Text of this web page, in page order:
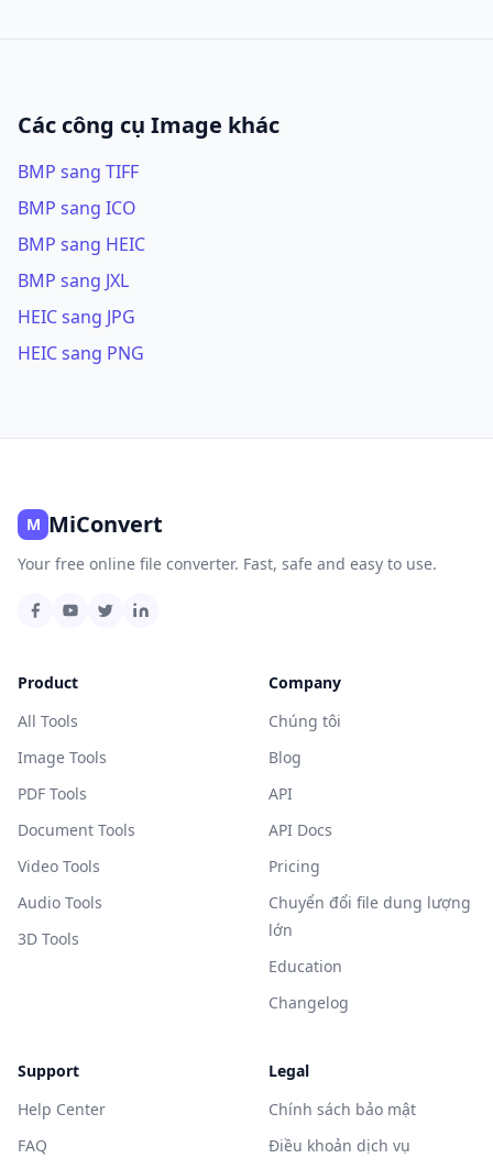
Các công cụ Image khác
BMP sang TIFF
BMP sang ICO
BMP sang HEIC
BMP sang JXL
HEIC sang JPG
HEIC sang PNG
M MiConvert
Your free online file converter. Fast, safe and easy to use.
Product
All Tools
Image Tools
PDF Tools
Document Tools
Video Tools
Audio Tools
3D Tools
Company
Chúng tôi
Blog
API
API Docs
Pricing
Chuyển đổi file dung lượng
lớn
Education
Changelog
Support
Help Center
FAQ
Legal
Chính sách bảo mật
Điều khoản dịch vụ